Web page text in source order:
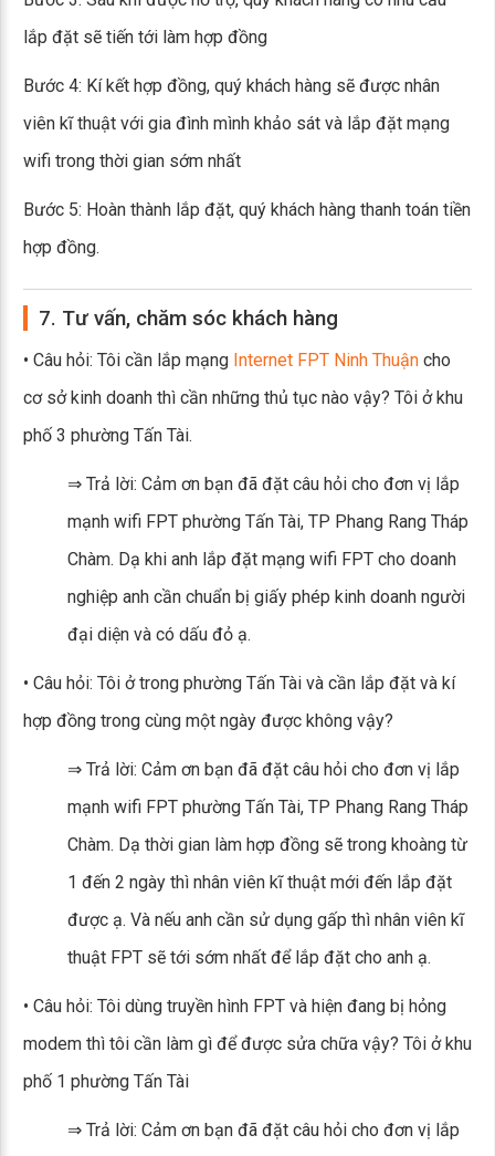
lắp đặt sẽ tiến tới làm hợp đồng
Bước 4: Kí kết hợp đồng, quý khách hàng sẽ được nhân
viên kĩ thuật với gia đình mình khảo sát và lắp đặt mạng
wifi trong thời gian sớm nhất
Bước 5: Hoàn thành lắp đặt, quý khách hàng thanh toán tiền
hợp đồng.
7. Tư vấn, chăm sóc khách hàng
• Câu hỏi: Tôi cần lắp mạng Internet FPT Ninh Thuận cho
cơ sở kinh doanh thì cần những thủ tục nào vậy? Tôi ở khu
phố 3 phường Tấn Tài.
⇒ Trả lời: Cảm ơn bạn đã đặt câu hỏi cho đơn vị lắp
mạnh wifi FPT phường Tấn Tài, TP Phang Rang Tháp
Chàm. Dạ khi anh lắp đặt mạng wifi FPT cho doanh
nghiệp anh cần chuẩn bị giấy phép kinh doanh người
đại diện và có dấu đỏ ạ.
• Câu hỏi: Tôi ở trong phường Tấn Tài và cần lắp đặt và kí
hợp đồng trong cùng một ngày được không vậy?
⇒ Trả lời: Cảm ơn bạn đã đặt câu hỏi cho đơn vị lắp
mạnh wifi FPT phường Tấn Tài, TP Phang Rang Tháp
Chàm. Dạ thời gian làm hợp đồng sẽ trong khoàng từ
1 đến 2 ngày thì nhân viên kĩ thuật mới đến lắp đặt
được ạ. Và nếu anh cần sử dụng gấp thì nhân viên kĩ
thuật FPT sẽ tới sớm nhất để lắp đặt cho anh ạ.
• Câu hỏi: Tôi dùng truyền hình FPT và hiện đang bị hỏng
modem thì tôi cần làm gì để được sửa chữa vậy? Tôi ở khu
phố 1 phường Tấn Tài
⇒ Trả lời: Cảm ơn bạn đã đặt câu hỏi cho đơn vị lắp